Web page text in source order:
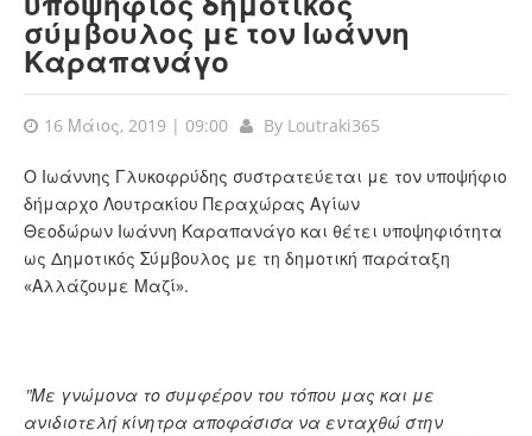
σύμβουλος με τον Ιωάννη
Καραπανάγο
16 Μάιος, 2019 | 09:00 By Loutraki365
Ο Ιωάννης Γλυκοφρύδης συστρατεύεται με τον υποψήφιο
δήμαρχο Λουτρακίου Περαχώρας Αγίων
Θεοδώρων Ιωάννη Καραπανάγο και θέτει υποψηφιότητα
ως Δημοτικός Σύμβουλος με τη δημοτική παράταξη
«Αλλάζουμε Μαζί».
"Με γνώμονα το συμφέρον του τόπου μας και με
ανιδιοτελή κίνητρα αποφάσισα να ενταχθώ στην